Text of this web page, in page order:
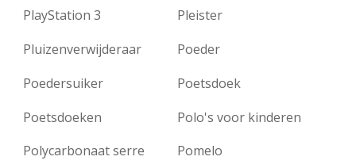
PlayStation 3
Pleister
Pluizenverwijderaar
Poeder
Poedersuiker
Poetsdoek
Poetsdoeken
Polo's voor kinderen
Polycarbonaat serre
Pomelo